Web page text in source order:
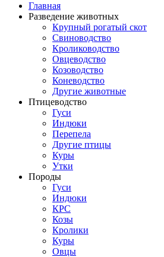
Главная
Разведение животных
Крупный рогатый скот
Свиноводство
Кролиководство
Овцеводство
Козоводство
Коневодство
Другие животные
Птицеводство
Гуси
Индюки
Перепела
Другие птицы
Куры
Утки
Породы
Гуси
Индюки
КРС
Козы
Кролики
Куры
Овцы